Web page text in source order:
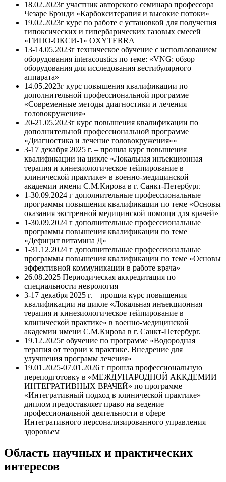
18.02.2023г участник авторского семинара профессора
Чезаре Брэнди «Карбокситерапия и высокие потоки»
19.02.2023г курс по работе с установкой для получения
гипоксических и гипербарических газовых смесей
«ГИПО-ОКСИ-1» OXYTERRA
13-14.05.2023г техническое обучение с использованием
оборудования interacoustics по теме: «VNG: обзор
оборудования для исследования вестибулярного
аппарата»
14.05.2023г курс повышения квалификации по
дополнительной профессиональной программе
«Современные методы диагностики и лечения
головокружения»
20-21.05.2023г курс повышения квалификации по
дополнительной профессиональной программе
«Диагностика и лечение головокружения»»
3-17 декабря 2025 г. – прошла курс повышения
квалификации на цикле «Локальная инъекционная
терапия и кинезиологическое тейпирование в
клинической практике» в военно-медицинской
академии имени С.М.Кирова в г. Санкт-Петербург.
1-30.09.2024 г дополнительные профессиональные
программы повышения квалификации по теме «Основы
оказания экстренной медицинской помощи для врачей»
1-30.09.2024 г дополнительные профессиональные
программы повышения квалификации по теме
«Дефицит витамина Д»
1-31.12.2024 г дополнительные профессиональные
программы повышения квалификации по теме «Основы
эффективной коммуникации в работе врача»
26.08.2025 Периодическая аккредитация по
специальности неврология
3-17 декабря 2025 г. – прошла курс повышения
квалификации на цикле «Локальная инъекционная
терапия и кинезиологическое тейпирование в
клинической практике» в военно-медицинской
академии имени С.М.Кирова в г. Санкт-Петербург.
19.12.2025г обучение по программе «Водородная
терапия от теории к практике. Внедрение для
улучшения программ лечения»
19.01.2025-07.01.2026 г прошла профессиональную
переподготовку в «МЕЖДУНАРОДНОЙ АККДЕМИИ
ИНТЕГРАТИВНЫХ ВРАЧЕЙ» по программе
«Интегративный подход в клинической практике»
диплом предоставляет право на ведение
профессиональной деятельности в сфере
Интегративного персонализированного управления
здоровьем
Область научных и практических
интересов